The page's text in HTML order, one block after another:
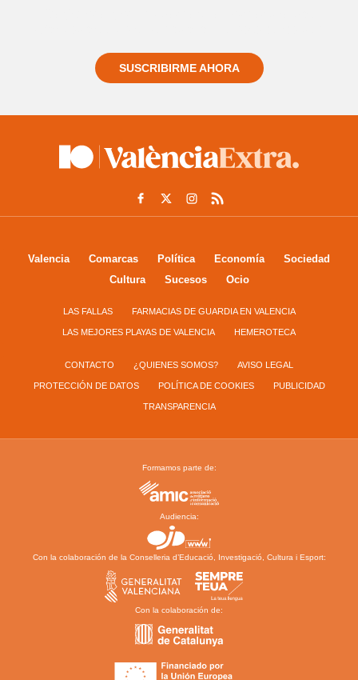
SUSCRIBIRME AHORA
Valencia Comarcas Política Economía
Sociedad
Cultura
Sucesos Ocio
LAS FALLAS FARMACIAS DE GUARDIA EN VALENCIA
LAS MEJORES PLAYAS DE VALENCIA HEMEROTECA
CONTACTO ¿QUIENES SOMOS? AVISO LEGAL
PROTECCIÓN DE DATOS POLÍTICA DE COOKIES PUBLICIDAD
TRANSPARENCIA
Formamos parte de:
Audiencia:
Con la colaboración de la Conselleria d’Educació, Investigació, Cultura i Esport:
Con la colaboración de: